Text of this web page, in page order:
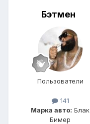
Бэтмен
Пользователи
141
Марка авто: Блак
Бимер